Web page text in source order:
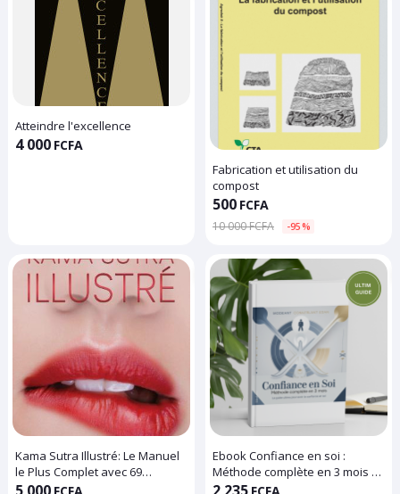
Atteindre l'excellence
4 000 FCFA
Fabrication et utilisation du
compost
500 FCFA
10 000 FCFA -95%
Kama Sutra Illustré: Le Manuel
le Plus Complet avec 69
Positions pour Débutants et
Ebook Confiance en soi :
Méthode complète en 3 mois –
Le guide ultime pour